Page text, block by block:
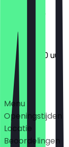
11:30 - 21:30
11:30 - 22:00 uur
Deals
Menu
Openingstijden
Locatie
Beoordelingen